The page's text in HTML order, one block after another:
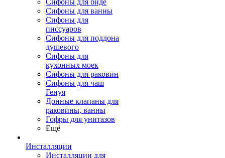
Сифоны для биде
Сифоны для ванны
Сифоны для
писсуаров
Сифоны для поддона
душевого
Сифоны для
кухонных моек
Сифоны для раковин
Сифоны для чаш
Генуя
Донные клапаны для
раковины, ванны
Гофры для унитазов
Ещё
Инсталляции
Инсталляции для